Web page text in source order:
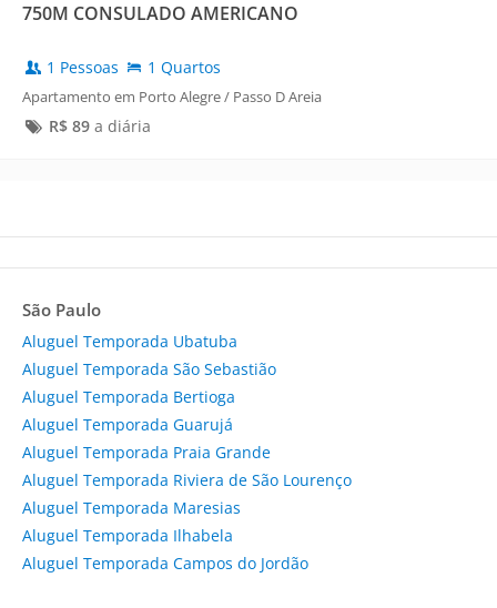
750M CONSULADO AMERICANO
1 Pessoas 1 Quartos
Apartamento em Porto Alegre / Passo D Areia
R$ 89a diária
São Paulo
Aluguel Temporada Ubatuba
Aluguel Temporada São Sebastião
Aluguel Temporada Bertioga
Aluguel Temporada Guarujá
Aluguel Temporada Praia Grande
Aluguel Temporada Riviera de São Lourenço
Aluguel Temporada Maresias
Aluguel Temporada Ilhabela
Aluguel Temporada Campos do Jordão